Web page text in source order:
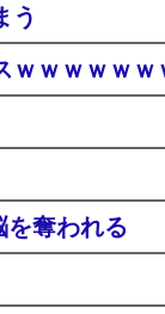
う
ｗｗｗｗｗｗ
を奪われる